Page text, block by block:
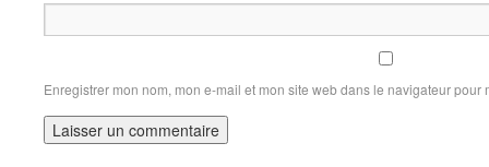
Enregistrer mon nom, mon e-mail et mon site web dans le navigateur pour